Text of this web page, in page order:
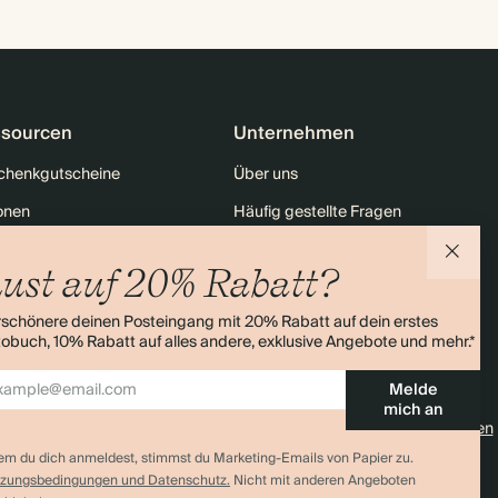
auf 20% Rabatt?
deinen Posteingang mit 20% Rabatt auf dein erstes
10% Rabatt auf alles andere, exklusive Angebote und mehr.*
Melde
mich an
du dich anmeldest, stimmst du Marketing-Emails von Papier zu.
und Datenschutz.Nicht mit anderen Angeboten
für Studierende & Absolventen
auf deine erste Bestellung
Unternehmen
Über uns
Häufig gestellte Fragen
Kontakt
Versand
Retouren
Über 11.000 Bewertungen